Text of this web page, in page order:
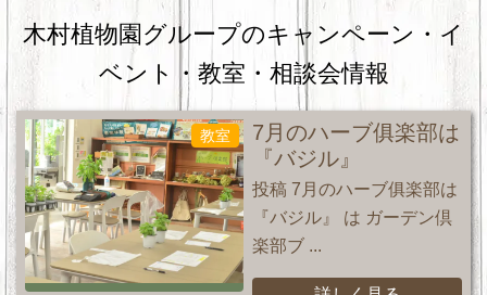
木村植物園グループのキャンペーン・ イ
ベント・教室・相談会情報
教室
7月のハーブ俱楽部は
『バジル』
投稿 7月のハーブ俱楽部は
『バジル』 は ガーデン倶
楽部ブ ...